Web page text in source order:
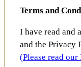
Terms and
I have read and
and the Privacy
(Please read